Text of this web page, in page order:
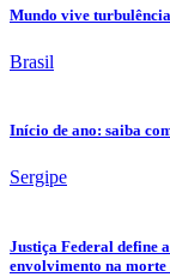
Mundo vive
Brasil
Início de ano: saiba
Sergipe
Justiça Federal define
envolvimento na morte